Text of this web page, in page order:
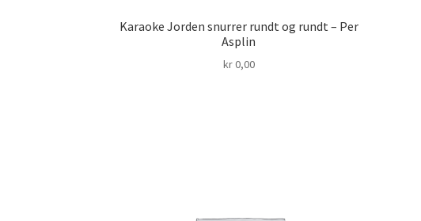
Karaoke Jorden snurrer rundt og rundt – Per
Asplin
kr0,00